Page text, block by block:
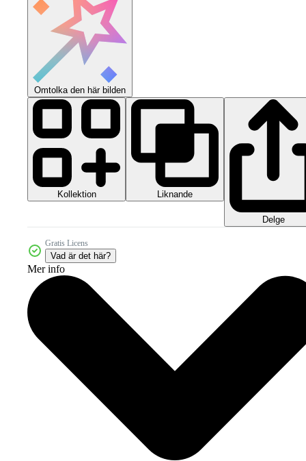
Omtolka den här bilden
Kollektion Liknande
Delge
Gratis Licens
Vad är det här?
Mer info